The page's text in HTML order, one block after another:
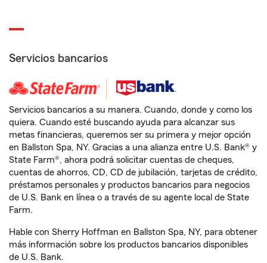
Servicios bancarios
Servicios bancarios a su manera. Cuando, donde y como los
quiera. Cuando esté buscando ayuda para alcanzar sus
metas financieras, queremos ser su primera y mejor opción
en Ballston Spa, NY. Gracias a una alianza entre U.S. Bank® y
State Farm®, ahora podrá solicitar cuentas de cheques,
cuentas de ahorros, CD, CD de jubilación, tarjetas de crédito,
préstamos personales y productos bancarios para negocios
de U.S. Bank en línea o a través de su agente local de State
Farm.
Hable con Sherry Hoffman en Ballston Spa, NY, para obtener
más información sobre los productos bancarios disponibles
de U.S. Bank.